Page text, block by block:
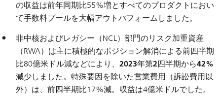
の収益は前年同期比55%増とすべてのプロダクトにおい
て手数料プールを大幅アウトパフォームしました。
非中核およびレガシー （NCL）部門のリスク加重資産
（RWA）は主に積極的なポジション解消による前四半期
比80億米ドル減などにより、 2023年第2四半期から42%
減少しました。特殊要因を除いた営業費用（訴訟費用以
外）は、前四半期比17%減。収益は4億米ドルでした。